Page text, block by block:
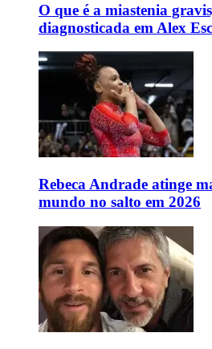
O que é a miastenia
diagnosticada em Alex
Rebeca Andrade atinge
mundo no salto em 2026